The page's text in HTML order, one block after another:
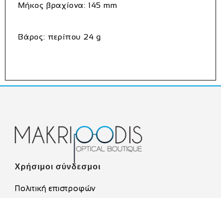
Μήκος βραχίονα: 145 mm
Βάρος: περίπου 24 g
Χρήσιμοι σύνδεσμοι
Πολιτική επιστροφών